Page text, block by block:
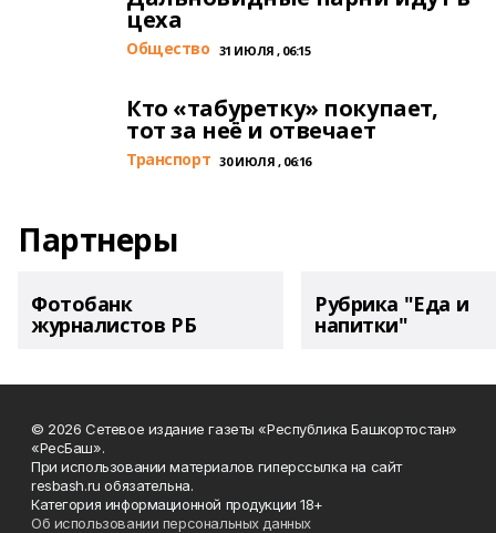
цеха
Общество 31 ИЮЛЯ , 06:15
Кто «табуретку» покупает,
тот за неё и отвечает
Транспорт 30 ИЮЛЯ , 06:16
Партнеры
Фотобанк
журналистов РБ
Рубрика "Еда и
напитки"
© 2026 Сетевое издание газеты «Республика Башкортостан»
«РесБаш».
При использовании материалов гиперссылка на сайт
resbash.ru обязательна.
Категория информационной продукции 18+
Об использовании персональных данных